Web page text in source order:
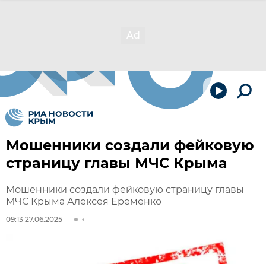
Мошенники создали фейковую
страницу главы МЧС Крыма
Мошенники создали фейковую страницу главы
МЧС Крыма Алексея Еременко
09:13 27.06.2025